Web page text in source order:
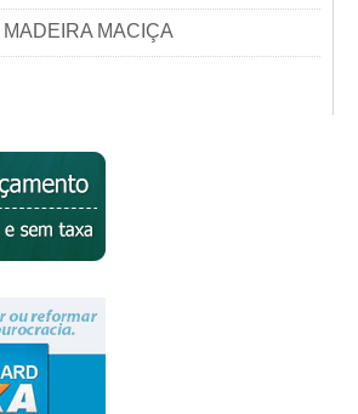
MACIÇA